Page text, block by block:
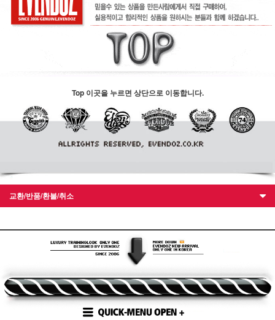
Top 이곳을 누르면 상단으로 이동합니다.
교환/반품/환불/취소